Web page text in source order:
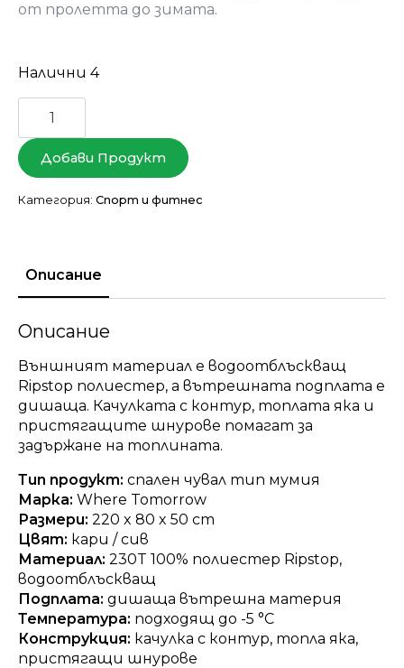
от пролетта до зимата.
Налични 4
количество
Where
Tomorrow
спален
чувал
кари/
Добави Продукт
Категория: Спорт и фитнес
Описание
Описание
Външният материал е водоотблъскващ
Ripstop полиестер, а вътрешната подплата е
дишаща. Качулката с контур, топлата яка и
пристягащите шнурове помагат за
задържане на топлината.
Тип продукт: спален чувал тип мумия
Марка: Where Tomorrow
Размери: 220 x 80 x 50 cm
Цвят: кари / сив
Материал: 230T 100% полиестер Ripstop,
водоотблъскващ
Подплата: дишаща вътрешна материя
Температура: подходящ до -5 °C
Конструкция: качулка с контур, топла яка,
пристягащи шнурове